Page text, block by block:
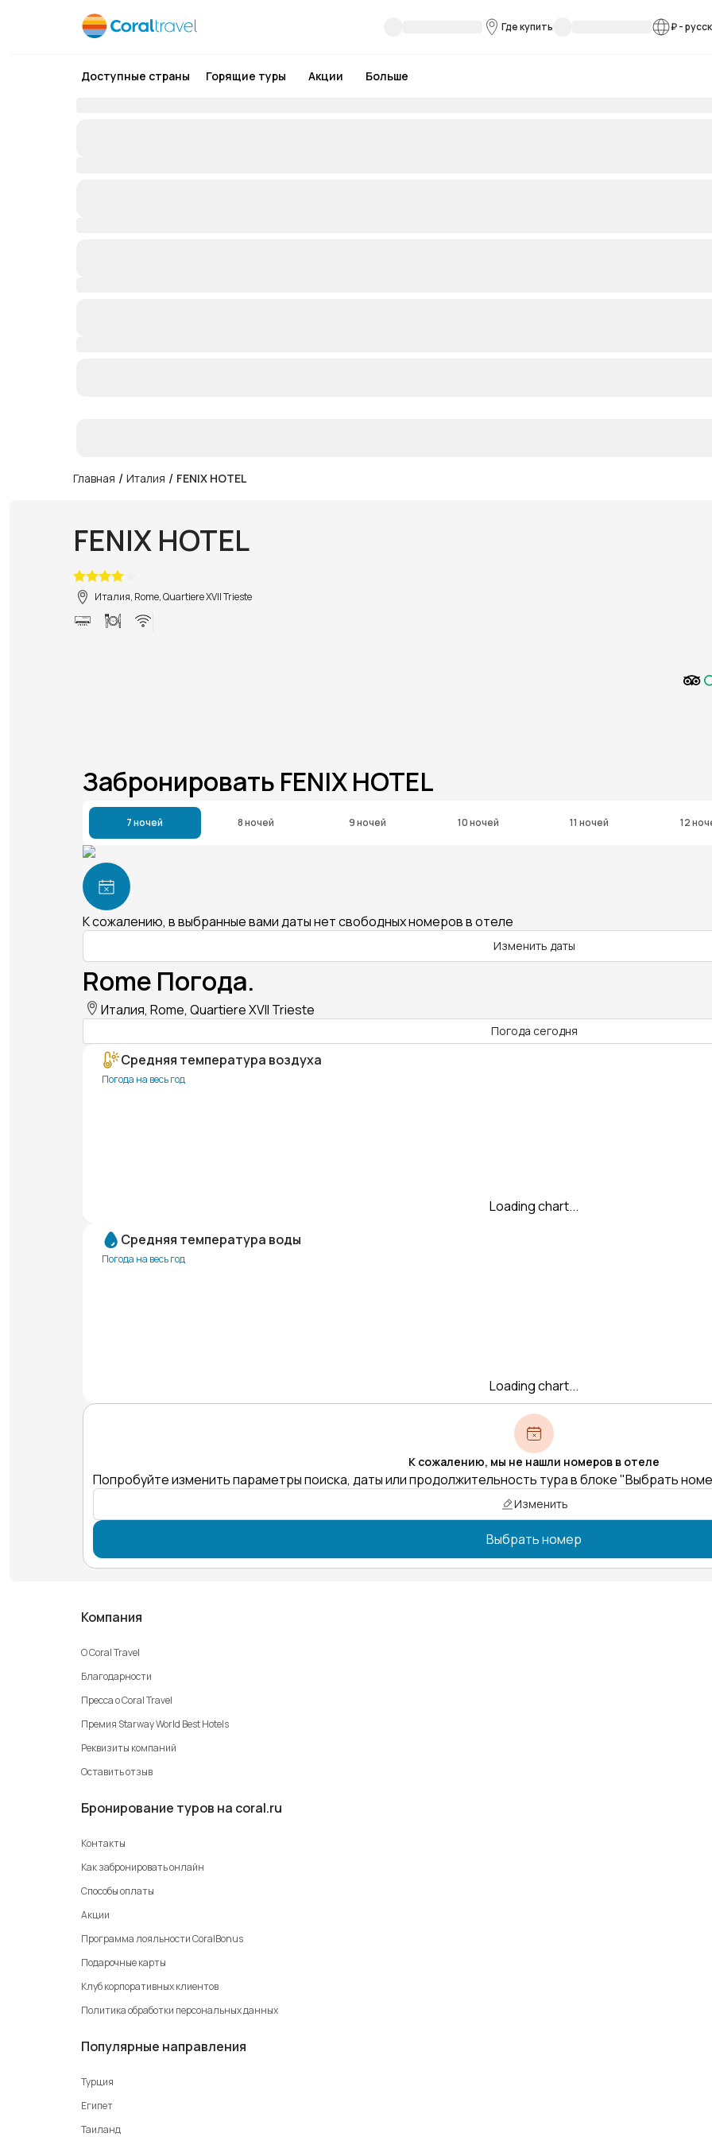
Где купить ₽-
Доступные страны Горящие туры Акции Больше
Главная / Италия / FENIX HOTEL
FENIX HOTEL
Италия, Rome, Quartiere XVII Trieste
Забронировать FENIX HOTEL
7 ночей 8 ночей 9 ночей 10 ночей 11 ночей 12
К сожалению, в выбранные вами даты нет свободных номеров в отеле
Изменить даты
Rome Погода.
Италия, Rome, Quartiere XVII Trieste
Погода сегодня
Средняя температура воздуха
Погода на весь год
Loading chart...
Средняя температура воды
Погода на весь год
Loading chart...
К сожалению, мы не нашли номеров в отеле
Попробуйте изменить параметры поиска, даты или продолжительность тура в блоке "Выбрать
Изменить
Выбрать номер
Компания
О Coral Travel
Благодарности
Пресса о Coral Travel
Премия Starway World Best Hotels
Реквизиты компаний
Оставить отзыв
Бронирование туров на coral.ru
Контакты
Как забронировать онлайн
Способы оплаты
Акции
Программа лояльности CoralBonus
Подарочные карты
Клуб корпоративных клиентов
Политика обработки персональных данных
Популярные направления
Турция
Египет
Таиланд